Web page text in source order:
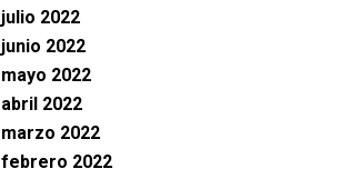
julio 2022
junio 2022
mayo 2022
abril 2022
marzo 2022
febrero 2022